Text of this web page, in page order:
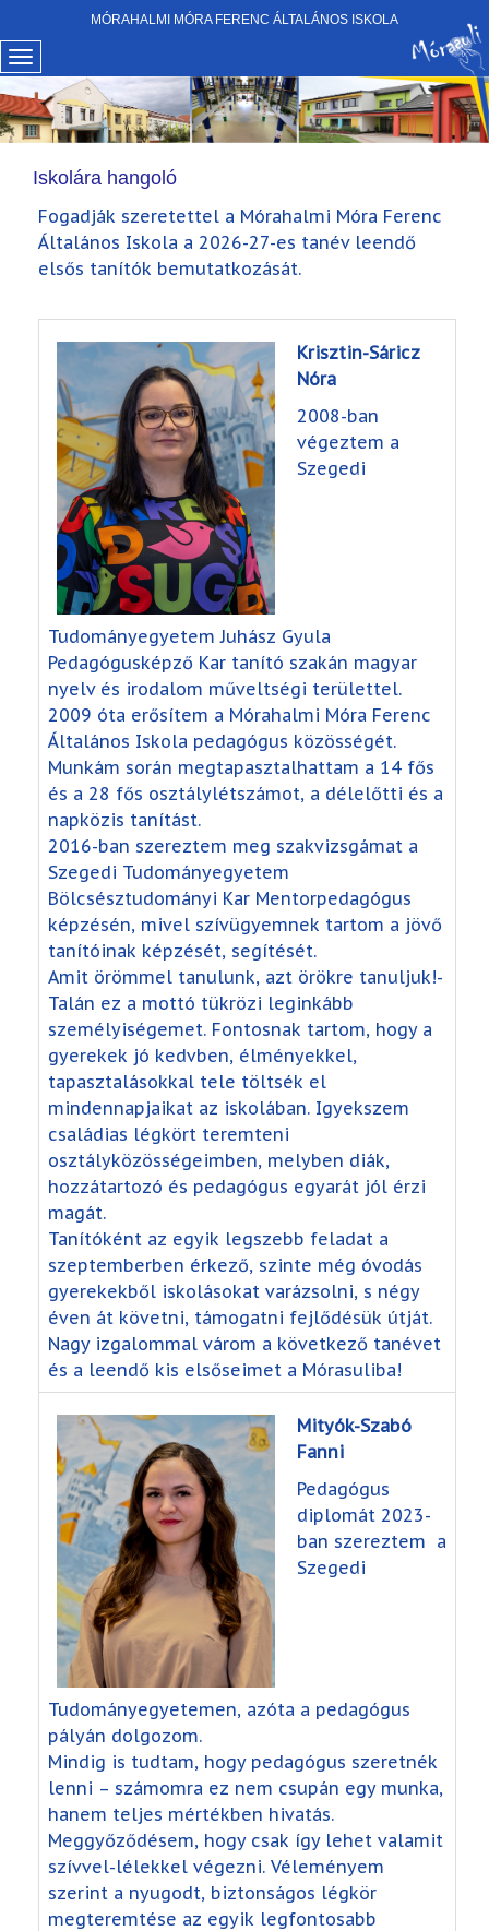
MÓRAHALMI MÓRA FERENC ÁLTALÁNOS ISKOLA
Iskolára hangoló
Fogadják szeretettel a Mórahalmi Móra Ferenc
Általános Iskola a 2026-27-es tanév leendő
elsős tanítók bemutatkozását.
Krisztin-Sáricz
Nóra
2008-ban
végeztem a
Szegedi
Tudományegyetem Juhász Gyula
Pedagógusképző Kar tanító szakán magyar
nyelv és irodalom műveltségi területtel.
2009 óta erősítem a Mórahalmi Móra Ferenc
Általános Iskola pedagógus közösségét.
Munkám során megtapasztalhattam a 14 fős
és a 28 fős osztálylétszámot, a délelőtti és a
napközis tanítást.
2016-ban szereztem meg szakvizsgámat a
Szegedi Tudományegyetem
Bölcsésztudományi Kar Mentorpedagógus
képzésén, mivel szívügyemnek tartom a jövő
tanítóinak képzését, segítését.
Amit örömmel tanulunk, azt örökre tanuljuk!-
Talán ez a mottó tükrözi leginkább
személyiségemet. Fontosnak tartom, hogy a
gyerekek jó kedvben, élményekkel,
tapasztalásokkal tele töltsék el
mindennapjaikat az iskolában. Igyekszem
családias légkört teremteni
osztályközösségeimben, melyben diák,
hozzátartozó és pedagógus egyarát jól érzi
magát.
Tanítóként az egyik legszebb feladat a
szeptemberben érkező, szinte még óvodás
gyerekekből iskolásokat varázsolni, s négy
éven át követni, támogatni fejlődésük útját.
Nagy izgalommal várom a következő tanévet
és a leendő kis elsőseimet a Mórasuliba!
Mityók-Szabó
Fanni
Pedagógus
diplomát 2023-
ban szereztem a
Szegedi
Tudományegyetemen, azóta a pedagógus
pályán dolgozom.
Mindig is tudtam, hogy pedagógus szeretnék
lenni – számomra ez nem csupán egy munka,
hanem teljes mértékben hivatás.
Meggyőződésem, hogy csak így lehet valamit
szívvel-lélekkel végezni. Véleményem
szerint a nyugodt, biztonságos légkör
megteremtése az egyik legfontosabb